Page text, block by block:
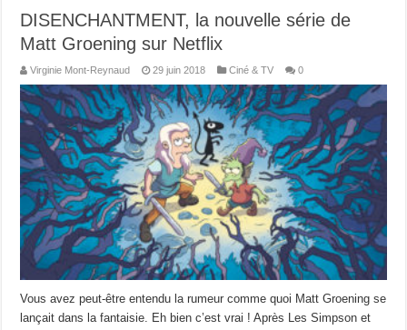
DISENCHANTMENT, la nouvelle série de
Matt Groening sur Netflix
Virginie Mont-Reynaud 29 juin 2018 Ciné & TV 0
Vous avez peut-être entendu la rumeur comme quoi Matt Groening se
lançait dans la fantaisie. Eh bien c’est vrai ! Après Les Simpson et